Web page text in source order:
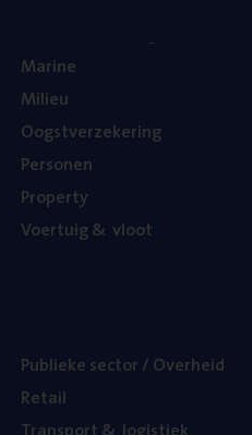
Mari­ne
Mili­eu
Oogst­ver­ze­ke­ring
Per­so­nen
Pro­per­ty
Voer­tuig& vloot
Publie­ke sec­tor / Overheid
Retail